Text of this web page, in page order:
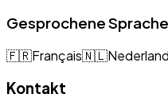
Gesprochene
🇫🇷Français🇳🇱
Kontakt